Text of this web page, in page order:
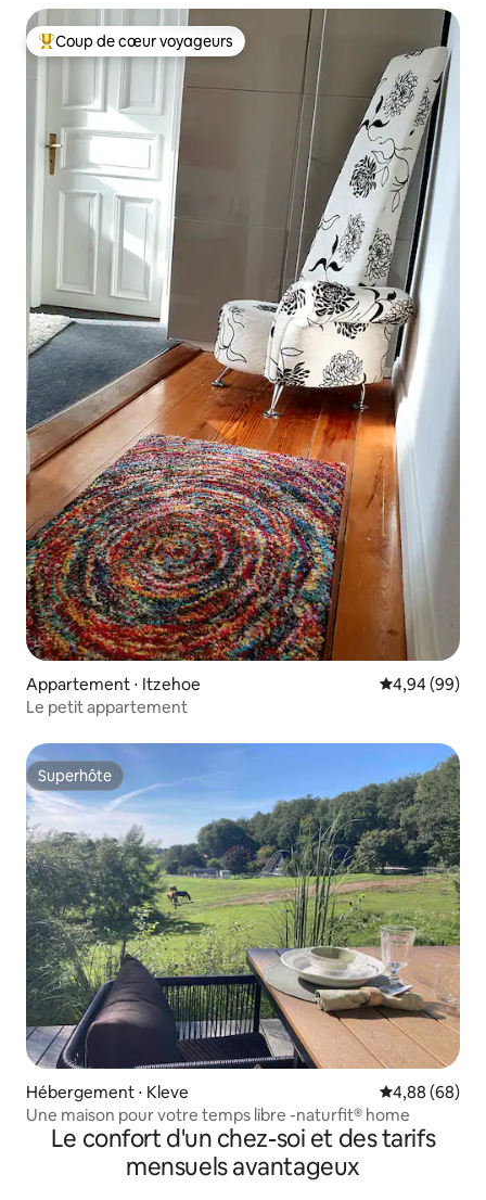
Coups de cœur voyageurs les plus appréciés
Coup de cœur voyageurs
Appartement ⋅ Itzehoe Évaluation
4,94 (99)
Le petit appartement
Superhôte
Superhôte
Hébergement ⋅ Kleve Évaluation
4,88 (68)
Une maison pour votre temps libre -naturfit® home
Le confort d'un chez-soi et des tarifs
mensuels avantageux